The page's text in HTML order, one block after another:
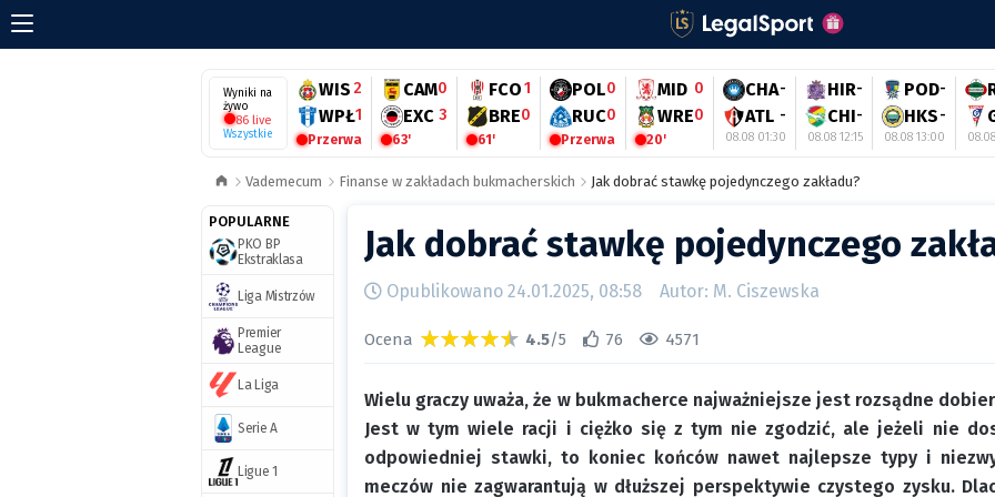
Wyniki na
żywo
86 live
Wszystkie
WIS 2
WPŁ1
Przerwa
CAM0
EXC 3
63'
FCO1
BRE0
61'
POL0
RUC0
Przerwa
MID 0
WRE0
20'
CHA-
ATL -
08.08 01:30
HIR-
CHI-
08.08 12:15
POD-
HKS-
08.08 13:00
Vademecum Finanse w zakładach bukmacherskich Jak dobrać stawkę pojedynczego zakładu?
POPULARNE
PKO BP
Ekstraklasa
Liga Mistrzów
Premier
League
La Liga
Serie A
Ligue 1
Jak dobrać stawkę pojedynczego
Opublikowano 24.01.2025, 08:58 Autor: M. Ciszewska
Ocena 4.5/5 76 4571
Wielu graczy uważa, że w bukmacherce najważniejsze jest rozsądne
Jest w tym wiele racji i ciężko się z tym nie zgodzić, ale jeżeli nie
odpowiedniej stawki, to koniec końców nawet najlepsze typy i
meczów nie zagwarantują w dłuższej perspektywie czystego zysku.